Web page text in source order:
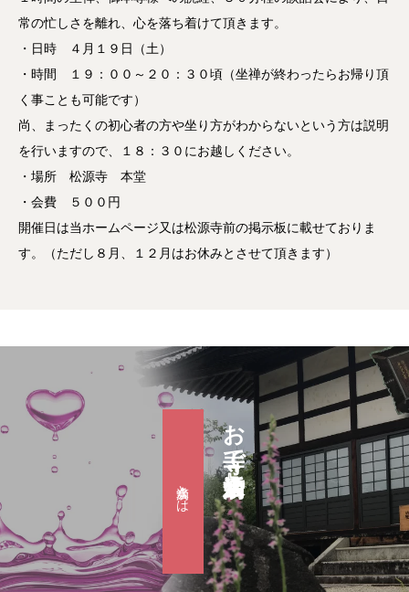
常の忙しさを離れ、心を落ち着けて頂きます。
・日時 ４月１９日（土）
・時間 １９：００～２０：３０頃（坐禅が終わったらお帰り頂
く事ことも可能です）
尚、まったくの初心者の方や坐り方がわからないという方は説明
を行いますので、１８：３０にお越しください。
・場所 松源寺 本堂
・会費 ５００円
開催日は当ホームページ又は松源寺前の掲示板に載せておりま
す。（ただし８月、１２月はお休みとさせて頂きます）
お寺で婚活『滴水会』
滴水会とは